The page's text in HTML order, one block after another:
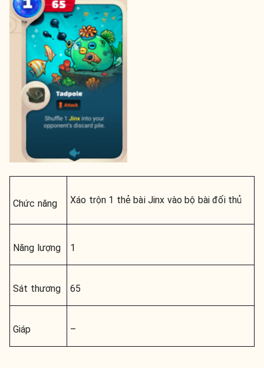
Chức năng Xáo trộn 1 thẻ bài Jinx vào bộ bài đối thủ
Năng lượng 1
Sát thương 65
Giáp –